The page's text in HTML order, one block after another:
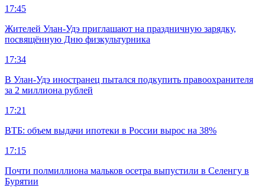
17:45
Жителей Улан-Удэ приглашают на праздничную зарядку,
посвящённую Дню физкультурника
17:34
В Улан-Удэ иностранец пытался подкупить правоохранителя
за 2 миллиона рублей
17:21
ВТБ: объем выдачи ипотеки в России вырос на 38%
17:15
Почти полмиллиона мальков осетра выпустили в Селенгу в
Бурятии